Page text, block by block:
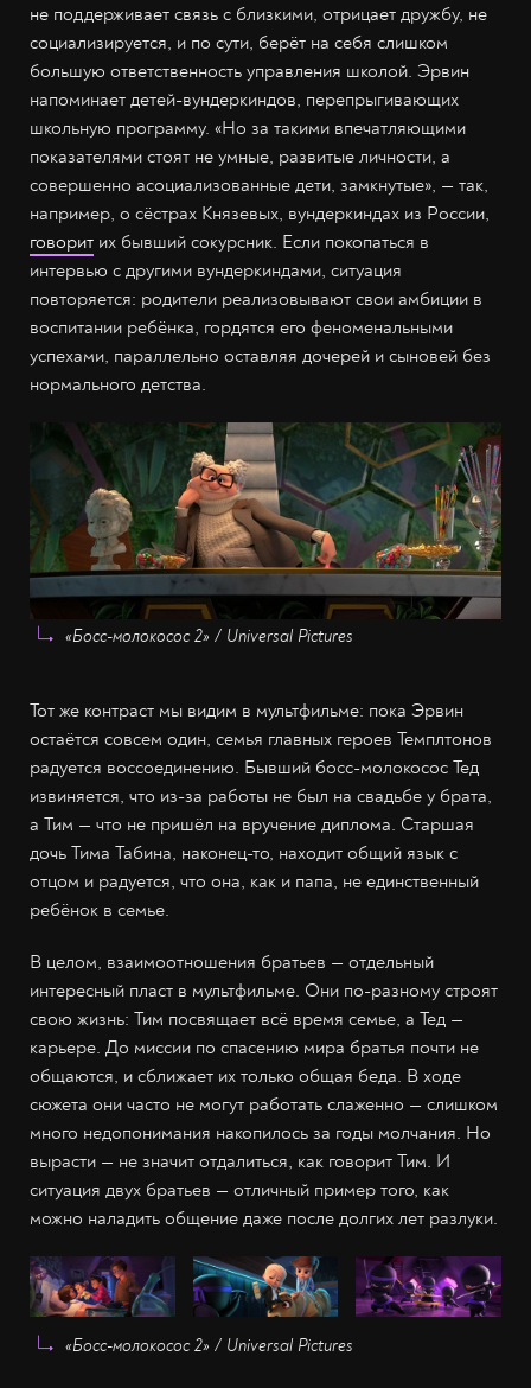
не поддерживает связь с близкими, отрицает дружбу, не
социализируется, и по сути, берёт на себя слишком
большую ответственность управления школой. Эрвин
напоминает детей-вундеркиндов, перепрыгивающих
школьную программу. «Но за такими впечатляющими
показателями стоят не умные, развитые личности, а
совершенно асоциализованные дети, замкнутые», — так,
например, о сёстрах Князевых, вундеркиндах из России,
говорит их бывший сокурсник. Если покопаться в
интервью с другими вундеркиндами, ситуация
повторяется: родители реализовывают свои амбиции в
воспитании ребёнка, гордятся его феноменальными
успехами, параллельно оставляя дочерей и сыновей без
нормального детства.
«Босс-молокосос 2» / Universal Pictures
Тот же контраст мы видим в мультфильме: пока Эрвин
остаётся совсем один, семья главных героев Темплтонов
радуется воссоединению. Бывший босс-молокосос Тед
извиняется, что из-за работы не был на свадьбе у брата,
а Тим — что не пришёл на вручение диплома. Старшая
дочь Тима Табина, наконец-то, находит общий язык с
отцом и радуется, что она, как и папа, не единственный
ребёнок в семье.
В целом, взаимоотношения братьев — отдельный
интересный пласт в мультфильме. Они по-разному строят
свою жизнь: Тим посвящает всё время семье, а Тед —
карьере. До миссии по спасению мира братья почти не
общаются, и сближает их только общая беда. В ходе
сюжета они часто не могут работать слаженно — слишком
много недопонимания накопилось за годы молчания. Но
вырасти — не значит отдалиться, как говорит Тим. И
ситуация двух братьев — отличный пример того, как
можно наладить общение даже после долгих лет разлуки.
«Босс-молокосос 2» / Universal Pictures